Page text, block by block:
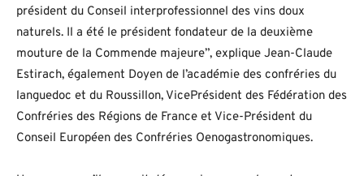
président du Conseil interprofessionnel des vins doux
naturels. Il a été le président fondateur de la deuxième
mouture de la Commende majeure”, explique Jean-Claude
Estirach, également Doyen de l’académie des confréries du
languedoc et du Roussillon, VicePrésident des Fédération des
Confréries des Régions de France et Vice-Président du
Conseil Européen des Confréries Oenogastronomiques.